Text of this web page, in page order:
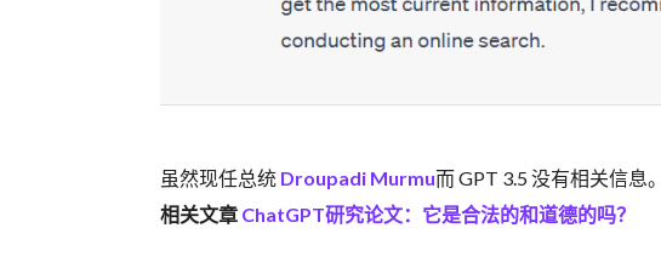
虽然现任总统 Droupadi Murmu而 GPT 3.5 没有相关信息。
相关文章 ChatGPT研究论文：它是合法的和道德的吗？